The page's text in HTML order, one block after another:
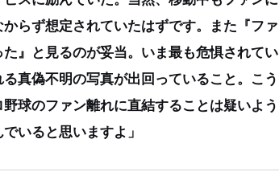
らず想定されていたはずです。また『ファ
』と見るのが妥当。いま最も危惧されてい
真偽不明の写真が出回っていること。こう
球のファン離れに直結することは疑いよう
いると思いますよ」